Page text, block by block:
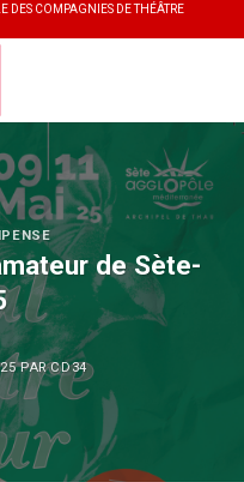
DES COMPAGNIES DE THÉÂTRE
de Sète-
PARCD34